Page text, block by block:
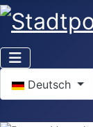
Deutsch